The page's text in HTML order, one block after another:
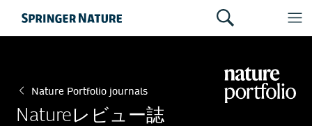
Nature Portfolio journals
Natureレビュー誌